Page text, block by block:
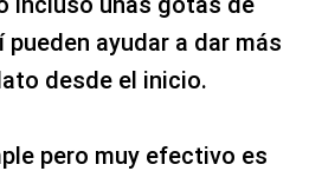
ayudar a dar más
desde el inicio.
pero muy efectivo es